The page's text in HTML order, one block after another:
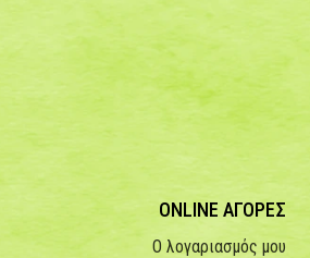
ONLINE ΑΓΟΡΕΣ
Ο λογαριασμός μου